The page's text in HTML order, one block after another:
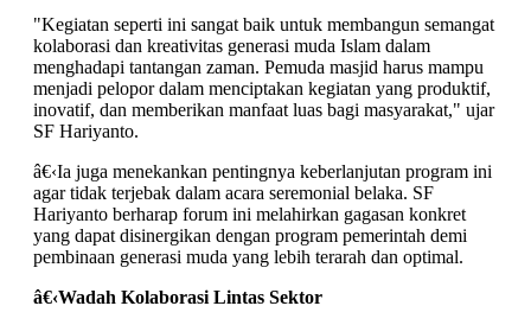
"Kegiatan seperti ini sangat baik untuk membangun semangat
kolaborasi dan kreativitas generasi muda Islam dalam
menghadapi tantangan zaman. Pemuda masjid harus mampu
menjadi pelopor dalam menciptakan kegiatan yang produktif,
inovatif, dan memberikan manfaat luas bagi masyarakat," ujar
SF Hariyanto.
â€‹Ia juga menekankan pentingnya keberlanjutan program ini
agar tidak terjebak dalam acara seremonial belaka. SF
Hariyanto berharap forum ini melahirkan gagasan konkret
yang dapat disinergikan dengan program pemerintah demi
pembinaan generasi muda yang lebih terarah dan optimal.
â€‹Wadah Kolaborasi Lintas Sektor